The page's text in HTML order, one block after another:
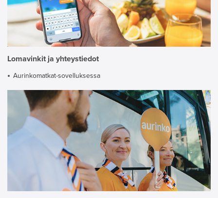
Lomavinkit ja yhteystiedot
Aurinkomatkat-sovelluksessa